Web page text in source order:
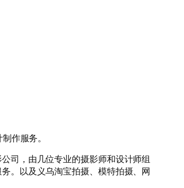
作服务。
司，由几位专业的摄影师和设计师组
。以及义乌淘宝拍摄、模特拍摄、网